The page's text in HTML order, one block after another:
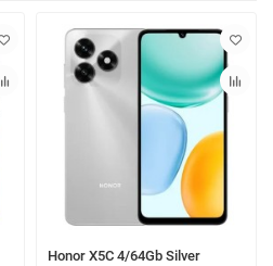
Honor X5C 4/64Gb Silver